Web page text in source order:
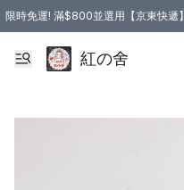
限時免運! 滿$800並選用【京東快遞】
紅の舍